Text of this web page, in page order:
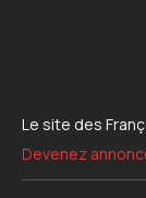
Le site des
Devenez